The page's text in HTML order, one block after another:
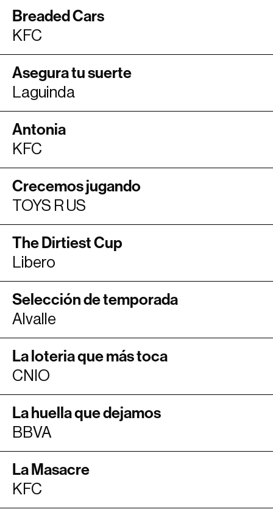
Breaded Cars
KFC
Asegura tu suerte
Laguinda
Antonia
KFC
Crecemos jugando
TOYS R US
The Dirtiest Cup
Libero
Selección de temporada
Alvalle
La loteria que más toca
CNIO
La huella que dejamos
BBVA
La Masacre
KFC